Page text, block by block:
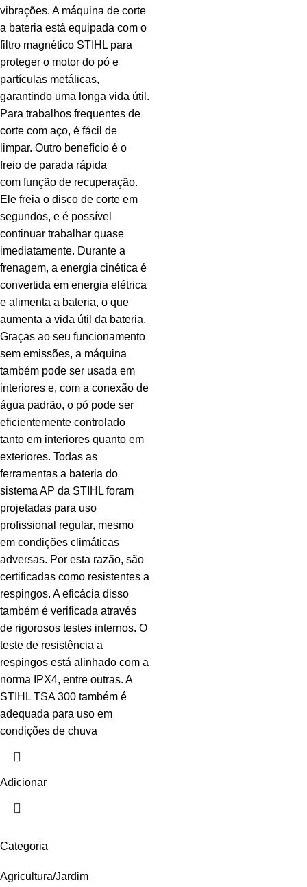
Categoria
Agricultura/Jardim
vibrações. A máquina de corte
a bateria está equipada com o
filtro magnético STIHL para
proteger o motor do pó e
partículas metálicas,
garantindo uma longa vida útil.
Para trabalhos frequentes de
corte com aço, é fácil de
limpar. Outro benefício é o
freio de parada rápida
com função de recuperação.
Ele freia o disco de corte em
segundos, e é possível
continuar trabalhar quase
imediatamente. Durante a
frenagem, a energia cinética é
convertida em energia elétrica
e alimenta a bateria, o que
aumenta a vida útil da bateria.
Graças ao seu funcionamento
sem emissões, a máquina
também pode ser usada em
interiores e, com a conexão de
água padrão, o pó pode ser
eficientemente controlado
tanto em interiores quanto em
exteriores. Todas as
ferramentas a bateria do
sistema AP da STIHL foram
projetadas para uso
profissional regular, mesmo
em condições climáticas
adversas. Por esta razão, são
certificadas como resistentes a
respingos. A eficácia disso
também é verificada através
de rigorosos testes internos. O
teste de resistência a
respingos está alinhado com a
norma IPX4, entre outras. A
STIHL TSA 300 também é
adequada para uso em
condições de chuva
Adicionar